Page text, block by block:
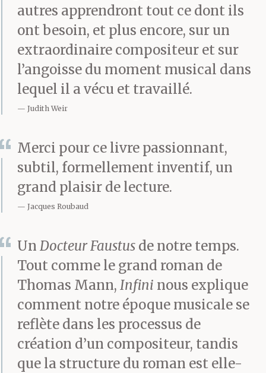
un homme politique. Il
n’est pas un philosophe.
Il n’est pas un amant. Il
est un travailleur. Je
vous ai engagé,
Massimo, a-t-il dit,
pour prendre mes
billets quand je veux
aller quelque part ou
pour me conduire à la
campagne quand j’ai
besoin d’échapper à la
ville. Mais par-dessus
tout j’ai besoin de
quelqu’un qui
autres apprendront tout ce dont ils
ont besoin, et plus encore, sur un
extraordinaire compositeur et sur
l’angoisse du moment musical dans
lequel il a vécu et travaillé.
Judith Weir
Merci pour ce livre passionnant,
subtil, formellement inventif, un
grand plaisir de lecture.
Jacques Roubaud
Un Docteur Faustus de notre temps.
Tout comme le grand roman de
Thomas Mann, Infini nous explique
comment notre époque musicale se
reflète dans les processus de
création d’un compositeur, tandis
que la structure du roman est elle-